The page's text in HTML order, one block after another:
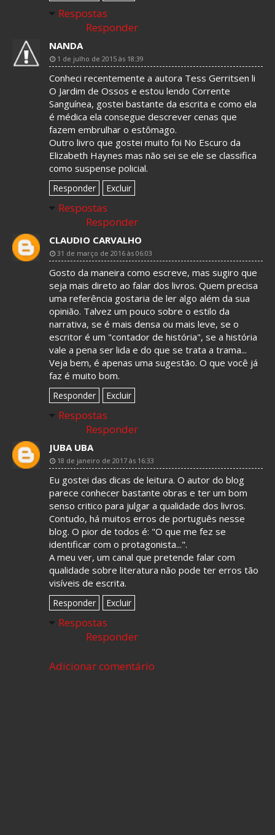
Respostas
Responder
NANDA
1 de julho de 2015 às 18:39
Conheci recentemente a autora Tess Gerritsen li
O Jardim de Ossos e estou lendo Corrente
Sanguínea, gostei bastante da escrita e como ela
é médica ela consegue descrever cenas que
fazem embrulhar o estômago.
Outro livro que gostei muito foi No Escuro da
Elizabeth Haynes mas não sei se ele se classifica
como suspense policial.
Responder Excluir
Respostas
Responder
CLAUDIO CARVALHO
31 de março de 2016 às 06:03
Gosto da maneira como escreve, mas sugiro que
seja mais direto ao falar dos livros. Quem precisa
uma referência gostaria de ler algo além da sua
opinião. Talvez um pouco sobre o estilo da
narrativa, se é mais densa ou mais leve, se o
escritor é um "contador de história", se a história
vale a pena ser lida e do que se trata a trama...
Veja bem, é apenas uma sugestão. O que você já
faz é muito bom.
Responder Excluir
Respostas
Responder
JUBA UBA
18 de janeiro de 2017 às 16:33
Eu gostei das dicas de leitura. O autor do blog
parece conhecer bastante obras e ter um bom
senso critico para julgar a qualidade dos livros.
Contudo, há muitos erros de português nesse
blog. O pior de todos é: "O que me fez se
identificar com o protagonista...".
A meu ver, um canal que pretende falar com
qualidade sobre literatura não pode ter erros tão
visíveis de escrita.
Responder Excluir
Respostas
Responder
Adicionar comentário